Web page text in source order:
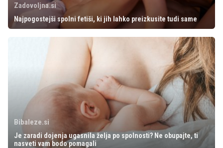
Zadovoljna.si
Najpogostejši spolni fetiši, ki jih lahko preizkusite tudi same
Bibaleze.si
Je zaradi dojenja ugasnila želja po spolnosti? Ne obupajte, ti
nasveti vam bodo pomagali